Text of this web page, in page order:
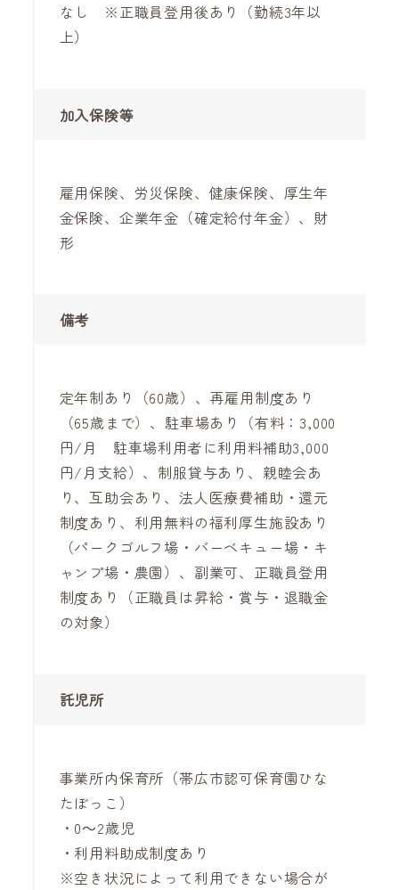
なし ※正職員登用後あり（勤続3年以
上）
加入保険等
雇用保険、労災保険、健康保険、厚生年
金保険、企業年金（確定給付年金）、財
形
備考
定年制あり（60歳）、再雇用制度あり
（65歳まで）、駐車場あり（有料：3,000
円/月 駐車場利用者に利用料補助3,000
円/月支給）、制服貸与あり、親睦会あ
り、互助会あり、法人医療費補助・還元
制度あり、利用無料の福利厚生施設あり
（パークゴルフ場・バーベキュー場・キ
ャンプ場・農園）、副業可、正職員登用
制度あり（正職員は昇給・賞与・退職金
の対象）
託児所
事業所内保育所（帯広市認可保育園ひな
たぼっこ）
・0～2歳児
・利用料助成制度あり
※空き状況によって利用できない場合が